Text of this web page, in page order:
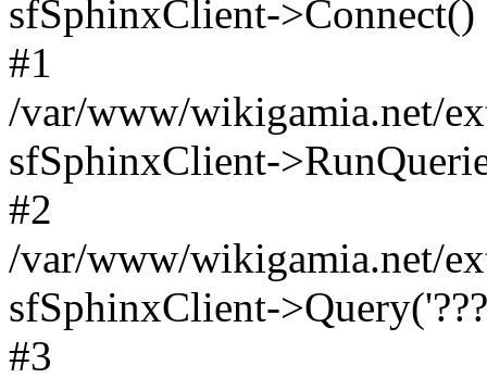
sfSphinxClient->Connect()
#1
/var/www/wikigamia.net/
sfSphinxClient-
#2
/var/www/wikigamia.net/
sfSphinxClient-
#3